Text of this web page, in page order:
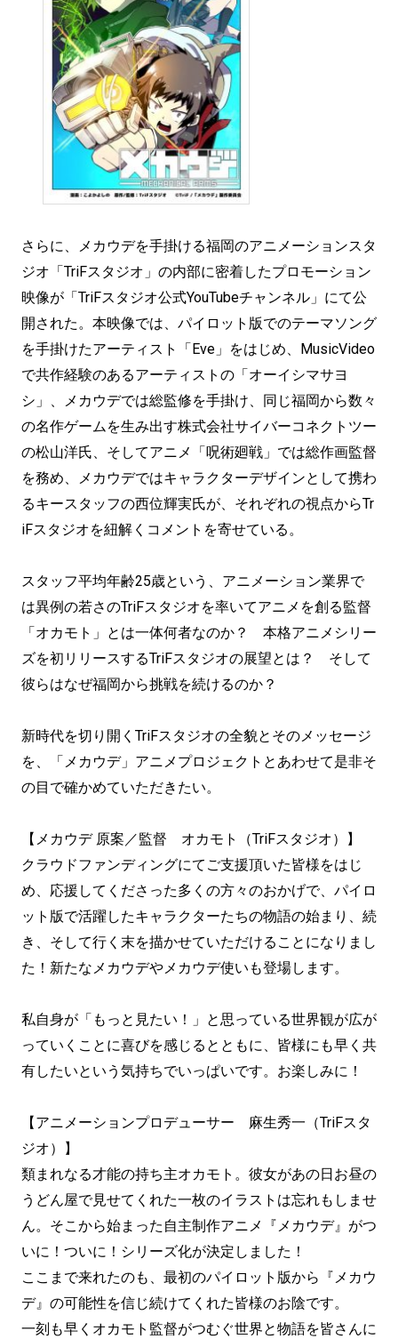
さらに、メカウデを手掛ける福岡のアニメーションスタ
ジオ「TriFスタジオ」の内部に密着したプロモーション
映像が「TriFスタジオ公式YouTubeチャンネル」にて公
開された。本映像では、パイロット版でのテーマソング
を手掛けたアーティスト「Eve」をはじめ、MusicVideo
で共作経験のあるアーティストの「オーイシマサヨ
シ」、メカウデでは総監修を手掛け、同じ福岡から数々
の名作ゲームを生み出す株式会社サイバーコネクトツー
の松山洋氏、そしてアニメ「呪術廻戦」では総作画監督
を務め、メカウデではキャラクターデザインとして携わ
るキースタッフの西位輝実氏が、それぞれの視点からTr
iFスタジオを紐解くコメントを寄せている。
スタッフ平均年齢25歳という、アニメーション業界で
は異例の若さのTriFスタジオを率いてアニメを創る監督
「オカモト」とは一体何者なのか？ 本格アニメシリー
ズを初リリースするTriFスタジオの展望とは？ そして
彼らはなぜ福岡から挑戦を続けるのか？
新時代を切り開くTriFスタジオの全貌とそのメッセージ
を、「メカウデ」アニメプロジェクトとあわせて是非そ
の目で確かめていただきたい。
【メカウデ 原案／監督 オカモト（TriFスタジオ）】
クラウドファンディングにてご支援頂いた皆様をはじ
め、応援してくださった多くの方々のおかげで、パイロ
ット版で活躍したキャラクターたちの物語の始まり、続
き、そして行く末を描かせていただけることになりまし
た！新たなメカウデやメカウデ使いも登場します。
私自身が「もっと見たい！」と思っている世界観が広が
っていくことに喜びを感じるとともに、皆様にも早く共
有したいという気持ちでいっぱいです。お楽しみに！
【アニメーションプロデューサー 麻生秀一（TriFスタ
ジオ）】
類まれなる才能の持ち主オカモト。彼女があの日お昼の
うどん屋で見せてくれた一枚のイラストは忘れもしませ
ん。そこから始まった自主制作アニメ『メカウデ』がつ
いに！ついに！シリーズ化が決定しました！
ここまで来れたのも、最初のパイロット版から『メカウ
デ』の可能性を信じ続けてくれた皆様のお陰です。
一刻も早くオカモト監督がつむぐ世界と物語を皆さんに